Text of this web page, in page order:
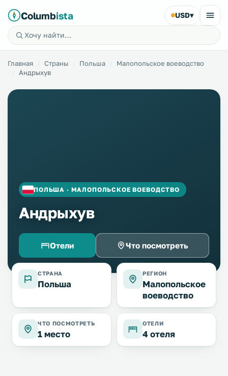
Columbista USD▾
Главная Страны Польша
Малопольское воеводство
Андрыхув
ПОЛЬША · МАЛОПОЛЬСКОЕ ВОЕВОДСТВО
Андрыхув
Отели Что посмотреть
СТРАНА
Польша
РЕГИОН
Малопольское
воеводство
ЧТО ПОСМОТРЕТЬ
1 место
ОТЕЛИ
4 отеля